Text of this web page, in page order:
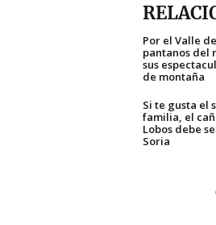
Por el Valle
pantanos del
sus
de montaña
Si te gusta el
familia, el
Lobos debe
Soria